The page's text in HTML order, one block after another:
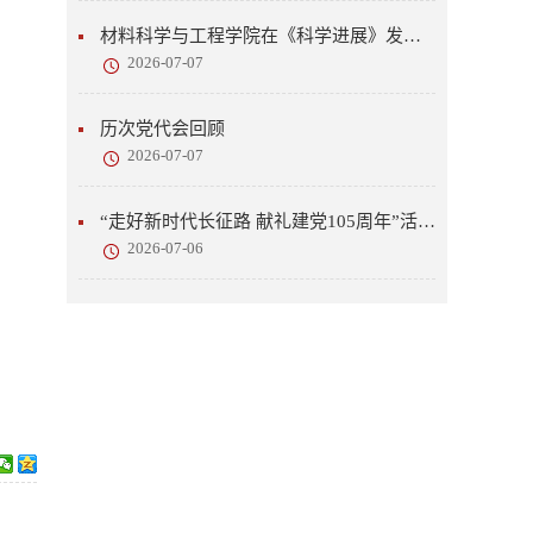
材料科学与工程学院在《科学进展》发表研究成果
2026-07-07
历次党代会回顾
2026-07-07
“走好新时代长征路 献礼建党105周年”活动开展
2026-07-06